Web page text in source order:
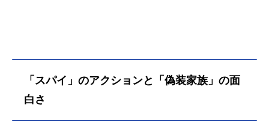
「スパイ」のアクションと「偽装家族」の面
白さ